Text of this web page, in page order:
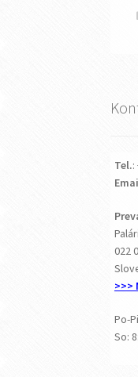
Tel.:
022
>>>
Po-
So: